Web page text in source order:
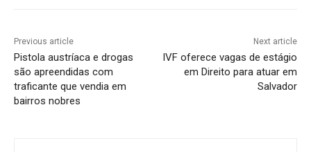
Previous article
Pistola austríaca e drogas
são apreendidas com
traficante que vendia em
bairros nobres
Next article
IVF oferece vagas de estágio
em Direito para atuar em
Salvador